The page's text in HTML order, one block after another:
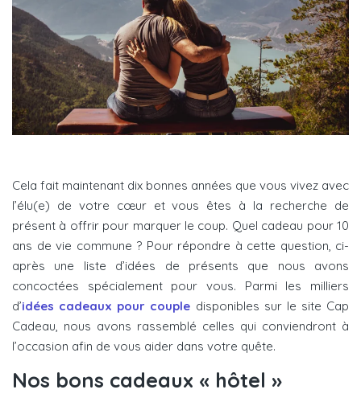
Cela fait maintenant dix bonnes années que vous vivez avec
l’élu(e) de votre cœur et vous êtes à la recherche de
présent à offrir pour marquer le coup. Quel cadeau pour 10
ans de vie commune ? Pour répondre à cette question, ci-
après une liste d’idées de présents que nous avons
concoctées spécialement pour vous. Parmi les milliers
d’idées cadeaux pour couple disponibles sur le site Cap
Cadeau, nous avons rassemblé celles qui conviendront à
l’occasion afin de vous aider dans votre quête.
Nos bons cadeaux « hôtel »